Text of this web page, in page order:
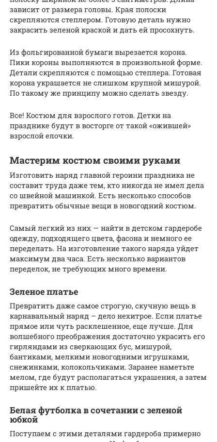
зависит от размера головы. Края полоски
скрепляются степлером. Готовую деталь нужно
закрасить зеленой краской и дать ей просохнуть.
Из фольгированной бумаги вырезается корона.
Пики короны выполняются в произвольной форме.
Детали скрепляются с помощью степлера. Готовая
корона украшается не слишком крупной мишурой.
По такому же принципу можно сделать звезду.
Все! Костюм для взрослого готов. Детки на
празднике будут в восторге от такой «ожившей»
взрослой елочки.
Мастерим костюм своими руками
Изготовить наряд главной героини праздника не
составит труда даже тем, кто никогда не имел дела
со швейной машинкой. Есть несколько способов
превратить обычные вещи в новогодний костюм.
Самый легкий из них — найти в детском гардеробе
одежду, подходящего цвета, фасона и немного ее
переделать. На изготовление такого наряда уйдет
максимум два часа. Есть несколько вариантов
переделок, не требующих много времени.
Зеленое платье
Превратить даже самое строгую, скучную вещь в
карнавальный наряд – дело нехитрое. Если платье
прямое или чуть расклешенное, еще лучше. Для
волшебного преображения достаточно украсить его
гирляндами из сверкающих бус, мишурой,
бантиками, мелкими новогодними игрушками,
снежинками, колокольчиками. Заранее наметьте
мелом, где будут располагаться украшения, а затем
пришейте их к платью.
Белая футболка в сочетании с зеленой
юбкой
Поступаем с этими деталями гардероба примерно